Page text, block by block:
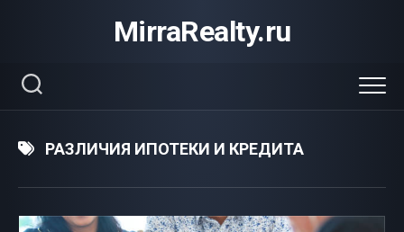
MirraRealty.ru
РАЗЛИЧИЯ ИПОТЕКИ И КРЕДИТА